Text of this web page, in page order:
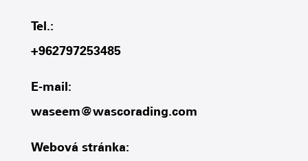
Tel.:
+962797253485
E-mail:
waseem@wascorading.com
Webová stránka: